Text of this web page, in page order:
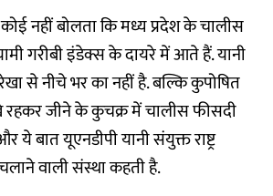
नहीं बोलता कि मध्य प्रदेश के चालीस
गरीबी इंडेक्स के दायरे में आते हैं. यानी
से नीचे भर का नहीं है. बल्कि कुपोषित
रहकर जीने के कुचक्र में चालीस फीसदी
ये बात यूएनडीपी यानी संयुक्त राष्ट्र
वाली संस्था कहती है.